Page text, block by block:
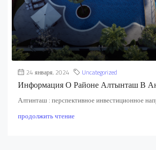
24 января, 2024 Uncategorized
Информация О Районе Алтынташ В
Алтинташ : перспективное инвестиционное
продолжить чтение